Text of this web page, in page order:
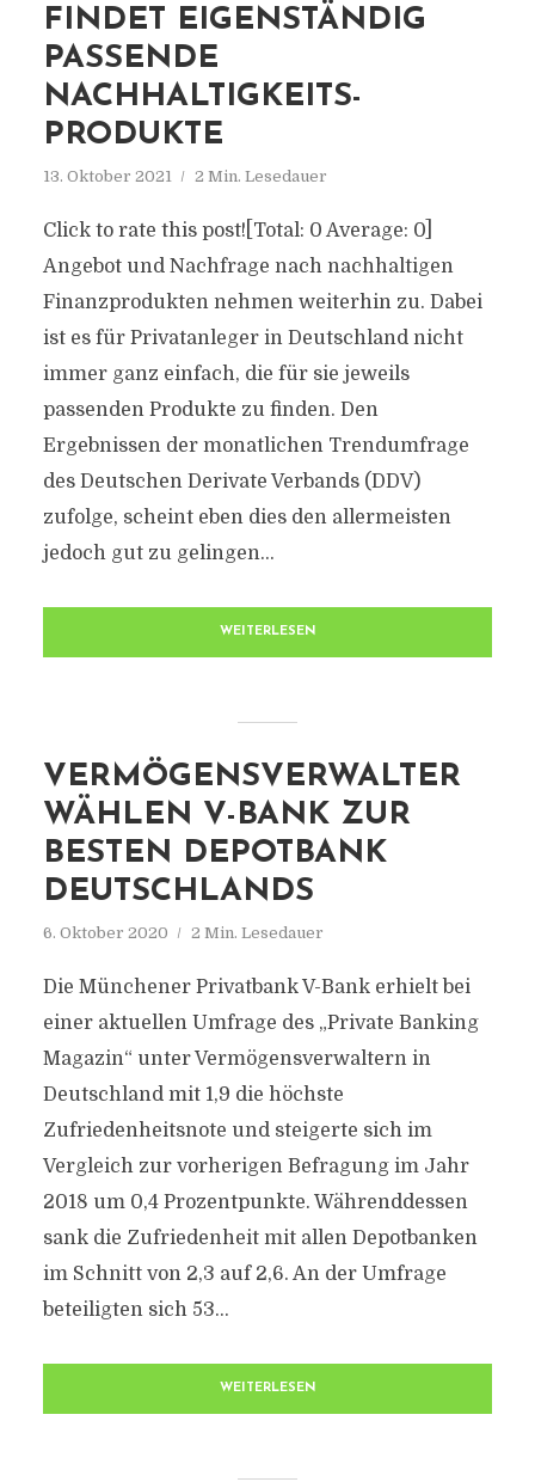
FINDET EIGENSTÄNDIG
PASSENDE
NACHHALTIGKEITS-
PRODUKTE
13. Oktober 2021 2 Min. Lesedauer
Click to rate this post![Total: 0 Average: 0]
Angebot und Nachfrage nach nachhaltigen
Finanzprodukten nehmen weiterhin zu. Dabei
ist es für Privatanleger in Deutschland nicht
immer ganz einfach, die für sie jeweils
passenden Produkte zu finden. Den
Ergebnissen der monatlichen Trendumfrage
des Deutschen Derivate Verbands (DDV)
zufolge, scheint eben dies den allermeisten
jedoch gut zu gelingen...
WEITERLESEN
VERMÖGENSVERWALTER
WÄHLEN V-BANK ZUR
BESTEN DEPOTBANK
DEUTSCHLANDS
6. Oktober 2020 2 Min. Lesedauer
Die Münchener Privatbank V-Bank erhielt bei
einer aktuellen Umfrage des „Private Banking
Magazin“ unter Vermögensverwaltern in
Deutschland mit 1,9 die höchste
Zufriedenheitsnote und steigerte sich im
Vergleich zur vorherigen Befragung im Jahr
2018 um 0,4 Prozentpunkte. Währenddessen
sank die Zufriedenheit mit allen Depotbanken
im Schnitt von 2,3 auf 2,6. An der Umfrage
beteiligten sich 53...
WEITERLESEN